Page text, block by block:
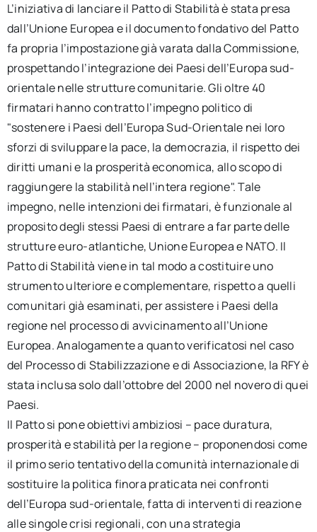
L’iniziativa di lanciare il Patto di Stabilità è stata presa
dall’Unione Europea e il documento fondativo del Patto
fa propria l’impostazione già varata dalla Commissione,
prospettando l’integrazione dei Paesi dell’Europa sud-
orientale nelle strutture comunitarie. Gli oltre 40
firmatari hanno contratto l’impegno politico di
"sostenere i Paesi dell’Europa Sud-Orientale nei loro
sforzi di sviluppare la pace, la democrazia, il rispetto dei
diritti umani e la prosperità economica, allo scopo di
raggiungere la stabilità nell’intera regione". Tale
impegno, nelle intenzioni dei firmatari, è funzionale al
proposito degli stessi Paesi di entrare a far parte delle
strutture euro-atlantiche, Unione Europea e NATO. Il
Patto di Stabilità viene in tal modo a costituire uno
strumento ulteriore e complementare, rispetto a quelli
comunitari già esaminati, per assistere i Paesi della
regione nel processo di avvicinamento all’Unione
Europea. Analogamente a quanto verificatosi nel caso
del Processo di Stabilizzazione e di Associazione, la RFY è
stata inclusa solo dall’ottobre del 2000 nel novero di quei
Paesi.
Il Patto si pone obiettivi ambiziosi – pace duratura,
prosperità e stabilità per la regione – proponendosi come
il primo serio tentativo della comunità internazionale di
sostituire la politica finora praticata nei confronti
dell’Europa sud-orientale, fatta di interventi di reazione
alle singole crisi regionali, con una strategia